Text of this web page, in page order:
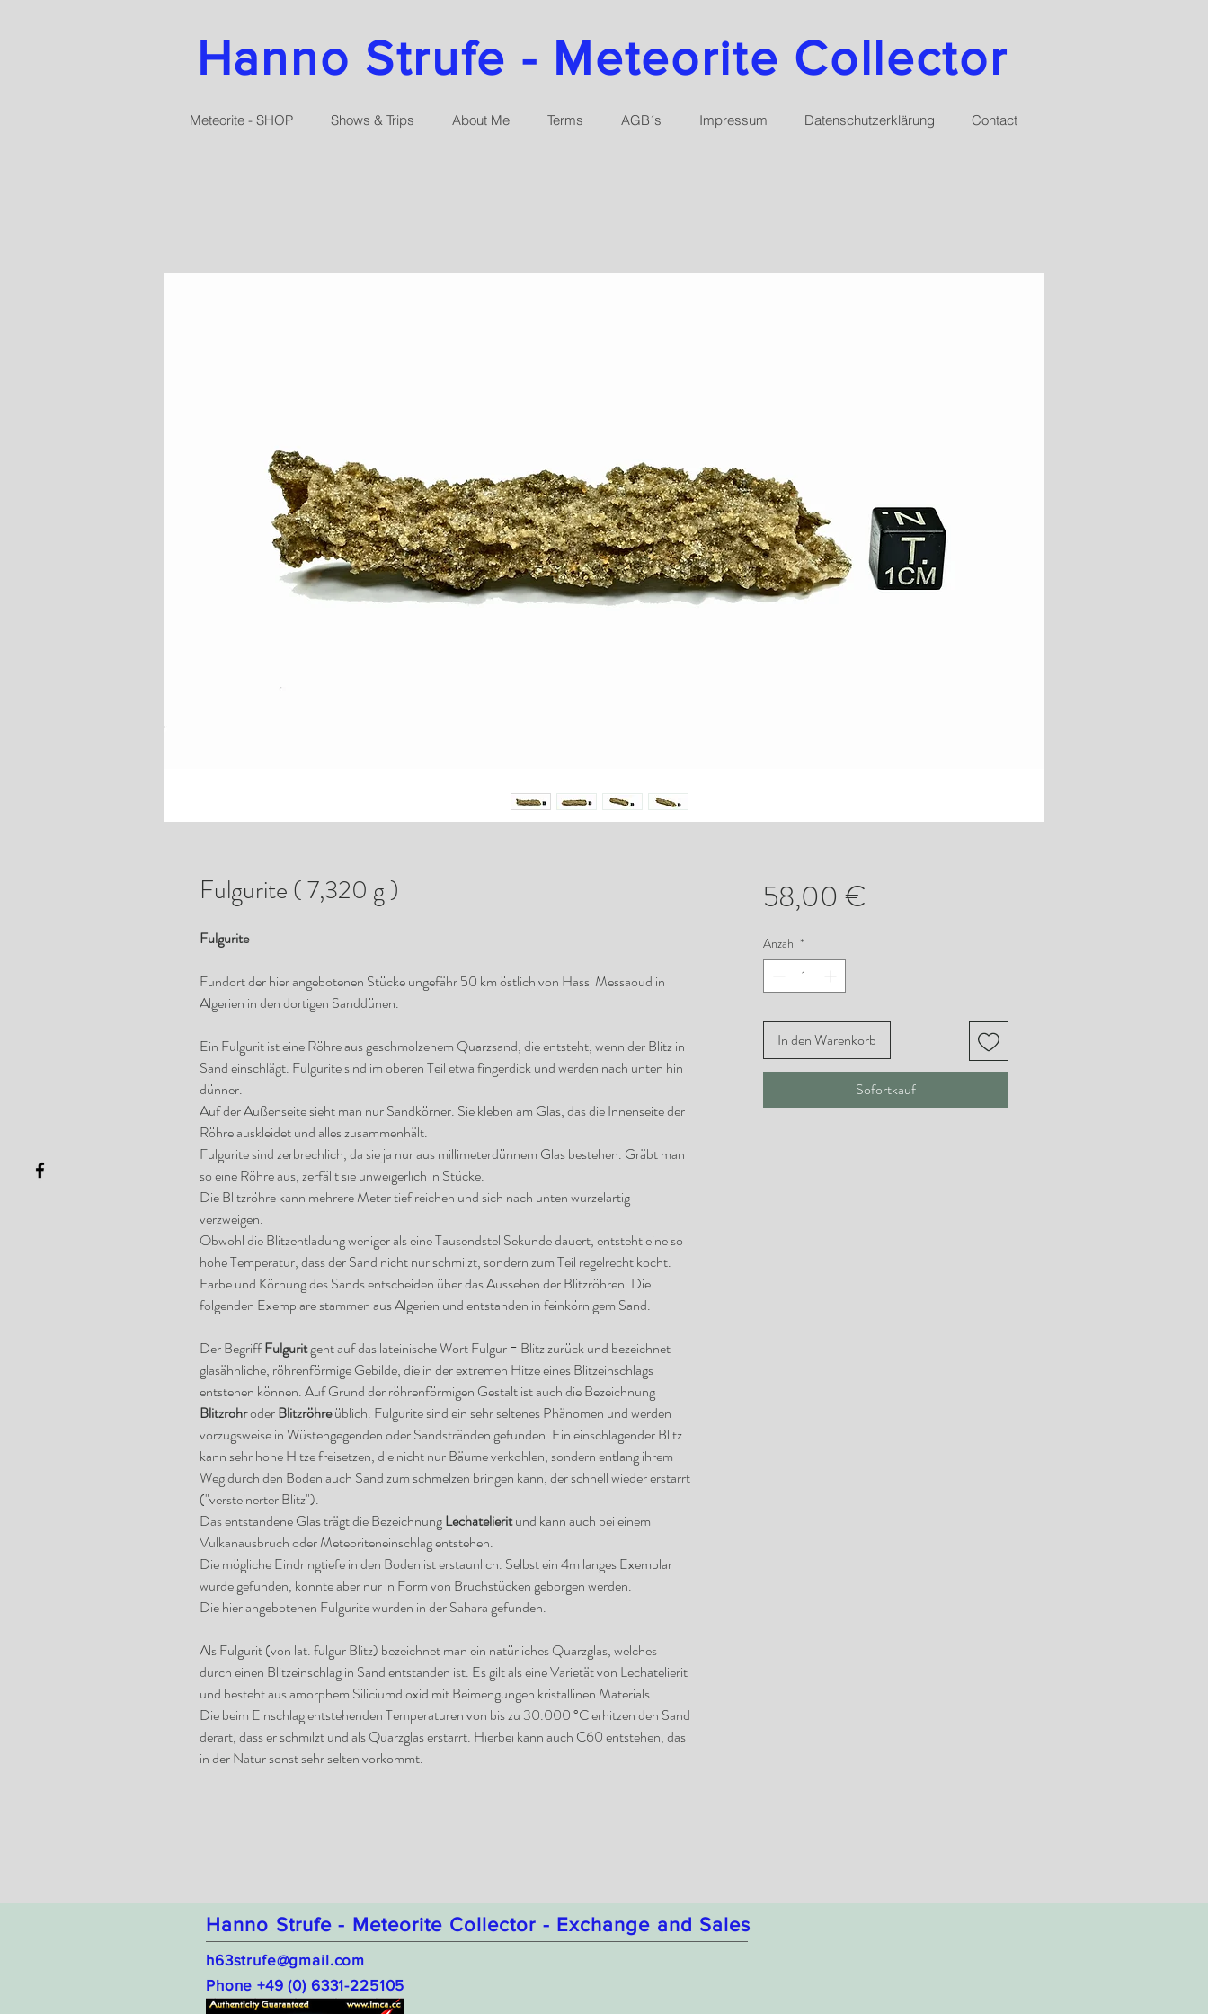
Hanno Strufe - Meteorite Collector
Meteorite - SHOP Shows & Trips About Me Terms AGB´s Impressum Datenschutzerklärung Contact
Fulgurite ( 7,320 g )
Fulgurite
Fundort der hier angebotenen Stücke ungefähr 50 km östlich von Hassi Messaoud in
Algerien in den dortigen Sanddünen.
Ein Fulgurit ist eine Röhre aus geschmolzenem Quarzsand, die entsteht, wenn der Blitz in
Sand einschlägt. Fulgurite sind im oberen Teil etwa fingerdick und werden nach unten hin
dünner.
Auf der Außenseite sieht man nur Sandkörner. Sie kleben am Glas, das die Innenseite der
Röhre auskleidet und alles zusammenhält.
Fulgurite sind zerbrechlich, da sie ja nur aus millimeterdünnem Glas bestehen. Gräbt man
so eine Röhre aus, zerfällt sie unweigerlich in Stücke.
Die Blitzröhre kann mehrere Meter tief reichen und sich nach unten wurzelartig
verzweigen.
Obwohl die Blitzentladung weniger als eine Tausendstel Sekunde dauert, entsteht eine so
hohe Temperatur, dass der Sand nicht nur schmilzt, sondern zum Teil regelrecht kocht.
Farbe und Körnung des Sands entscheiden über das Aussehen der Blitzröhren. Die
folgenden Exemplare stammen aus Algerien und entstanden in feinkörnigem Sand.
Der BegriffFulguritgeht auf das lateinische Wort Fulgur = Blitz zurück und bezeichnet
glasähnliche, röhrenförmige Gebilde, die in der extremen Hitze eines Blitzeinschlags
entstehen können. Auf Grund der röhrenförmigen Gestalt ist auch die Bezeichnung
BlitzrohroderBlitzröhreüblich. Fulgurite sind ein sehr seltenes Phänomen und werden
vorzugsweise in Wüstengegenden oder Sandstränden gefunden. Ein einschlagender Blitz
kann sehr hohe Hitze freisetzen, die nicht nur Bäume verkohlen, sondern entlang ihrem
Weg durch den Boden auch Sand zum schmelzen bringen kann, der schnell wieder erstarrt
("versteinerter Blitz").
Das entstandene Glas trägt die BezeichnungLechatelieritund kann auch bei einem
Vulkanausbruch oder Meteoriteneinschlag entstehen.
Die mögliche Eindringtiefe in den Boden ist erstaunlich. Selbst ein 4m langes Exemplar
wurde gefunden, konnte aber nur in Form von Bruchstücken geborgen werden.
Die hier angebotenen Fulgurite wurden in der Sahara gefunden.
Als Fulgurit (von lat. fulgur Blitz) bezeichnet man ein natürlichesQuarzglas, welches
durch einen Blitzeinschlag in Sandentstanden ist. Es gilt als eine Varietät von Lechatelierit
und besteht ausamorphem Siliciumdioxid mit Beimengungen kristallinen Materials.
Die beim Einschlag entstehenden Temperaturen von bis zu 30.000 °C erhitzen den Sand
derart, dass er schmilzt und als Quarzglas erstarrt. Hierbei kann auch C60entstehen, das
in der Natur sonst sehr selten vorkommt.
58,00 €
Anzahl *
In den Warenkorb
Sofortkauf
Hanno Strufe - Meteorite Collector - Exchange and Sales
h63strufe@gmail.com
Phone +49 (0) 6331-225105